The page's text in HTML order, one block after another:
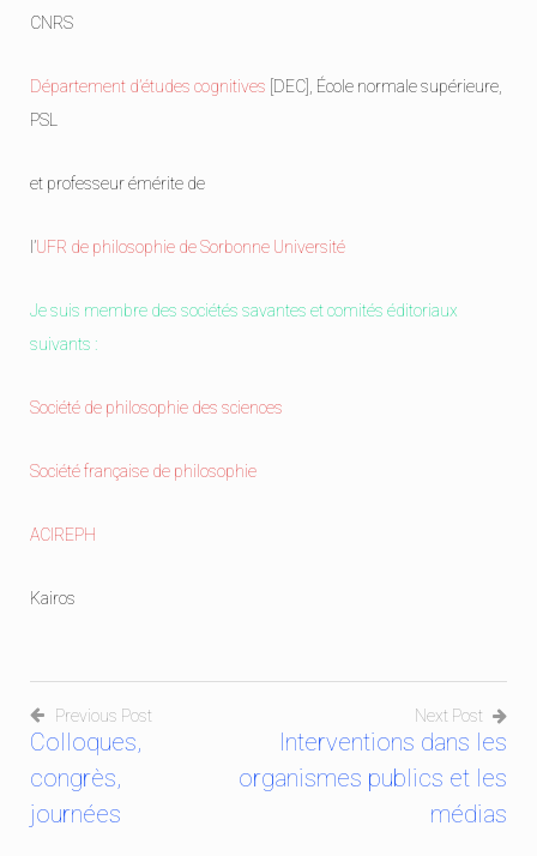
CNRS
Département d’études cognitives [DEC], École normale supérieure,
PSL
et professeur émérite de
l’UFR de philosophie de Sorbonne Université
Je suis membre des sociétés savantes et comités éditoriaux
suivants :
Société de philosophie des sciences
Société française de philosophie
ACIREPH
Kairos
Navigation
de
Previous Post
Colloques,
congrès,
journées
Next Post
Interventions dans les
organismes publics et les
médias